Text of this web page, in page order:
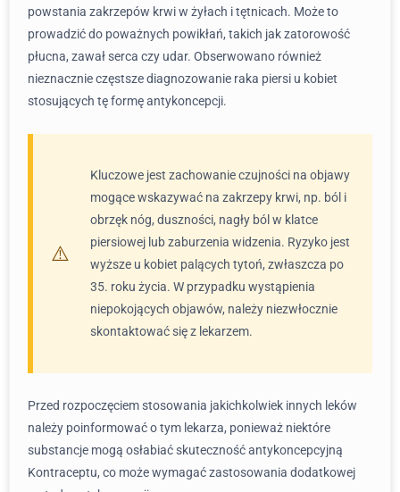
powstania zakrzepów krwi w żyłach i tętnicach. Może to
prowadzić do poważnych powikłań, takich jak zatorowość
płucna, zawał serca czy udar. Obserwowano również
nieznacznie częstsze diagnozowanie raka piersi u kobiet
stosujących tę formę antykoncepcji.
Kluczowe jest zachowanie czujności na objawy
mogące wskazywać na zakrzepy krwi, np. ból i
obrzęk nóg, duszności, nagły ból w klatce
piersiowej lub zaburzenia widzenia. Ryzyko jest
wyższe u kobiet palących tytoń, zwłaszcza po
35. roku życia. W przypadku wystąpienia
niepokojących objawów, należy niezwłocznie
skontaktować się z lekarzem.
Przed rozpoczęciem stosowania jakichkolwiek innych leków
należy poinformować o tym lekarza, ponieważ niektóre
substancje mogą osłabiać skuteczność antykoncepcyjną
Kontraceptu, co może wymagać zastosowania dodatkowej